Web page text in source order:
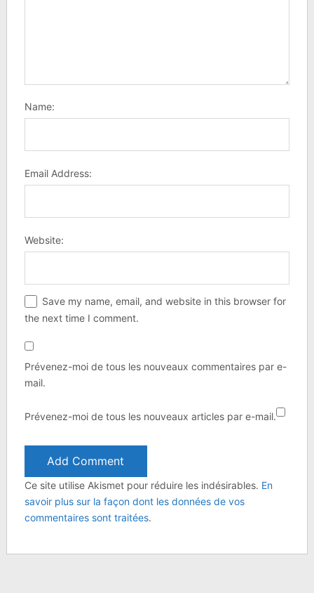
Name:
Email Address:
Website:
Save my name, email, and website in this browser for
the next time I comment.
Prévenez-moi de tous les nouveaux commentaires par e-
mail.
Prévenez-moi de tous les nouveaux articles par e-mail.
Ce site utilise Akismet pour réduire les indésirables. En
savoir plus sur la façon dont les données de vos
commentaires sont traitées.